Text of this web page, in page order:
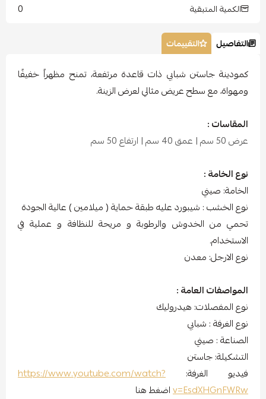
الكمية المتبقية 0
التفاصيل التقييمات
كمودينة جاستن شبابي ذات قاعدة مرتفعة، تمنح مظهراً خفيفًا
ومهواة، مع سطح عريض مثالي لعرض الزينة.
المقاسات :
عرض 50 سم | عمق 40 سم | ارتفاع 50 سم
نوع الخامة :
الخامة: صيني
نوع الخشب : شيبورد عليه طبقة حماية ( ميلامين ) عالية الجودة
تحمي من الخدوش والرطوبة و مريحة للنظافة و عملية في
الاستخدام.
نوع الارجل: معدن
المواصفات العامة :
نوع المفصلات: هيدروليك
نوع الغرفة : شبابي
الصناعة : صيني
التشكيلة: جاستن
فيديو الغرفة: https://www.youtube.com/watch?
v=EsdXHGnFWRwاضغط هنا